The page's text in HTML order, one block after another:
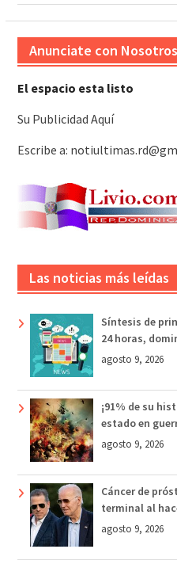
Anunciate con Nosotros
El espacio esta listo
Su Publicidad Aquí
Escribe a:
Las noticias más leídas
Síntesis de
24 horas,
agosto 9, 2026
¡91% de su
estado en
agosto 9, 2026
Cáncer de
terminal al
agosto 9, 2026